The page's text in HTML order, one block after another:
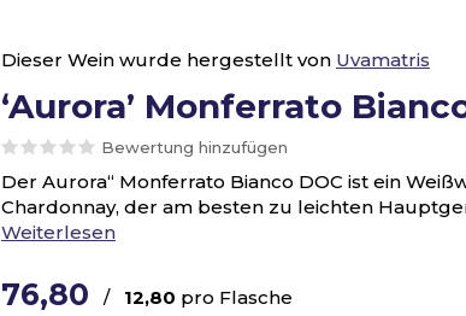
Dieser Wein wurde hergestellt von Uvamatris
‘Aurora’ Monferrato
Bewertung hinzufügen
Der Aurora“ Monferrato Bianco DOC ist ein
Chardonnay, der am besten zu leichten
Weiterlesen
76,80 / 12,80 pro Flasche